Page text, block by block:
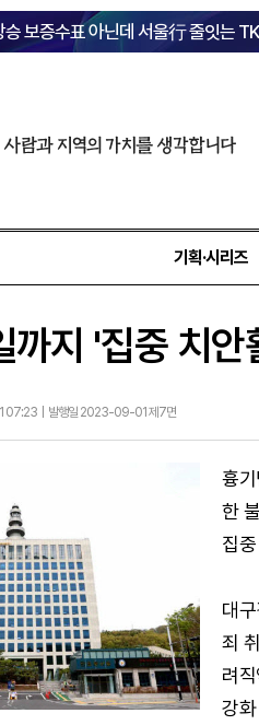
승 보증수표 아닌데 서울行 줄잇는 TK
사람과 지역의 가치를 생각합니다
기획·시리즈
지 '집중 치안
| 발행일 2023-09-01 제7면
흉
한
집
대
죄
려
강